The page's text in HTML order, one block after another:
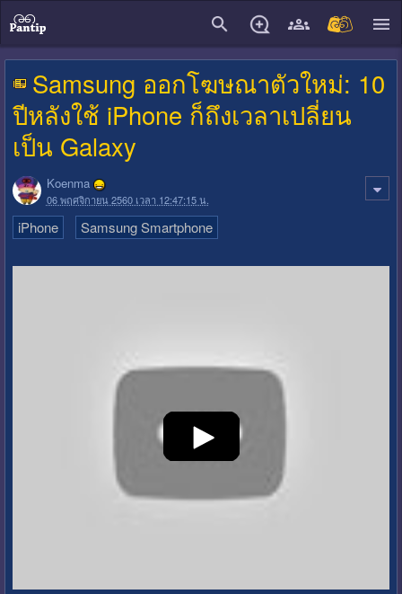
Samsung ออกโฆษณาตัวใหม่: 10
ปีหลังใช้ iPhone ก็ถึงเวลาเปลี่ยน
เป็น Galaxy
Koenma
06 พฤศจิกายน 2560 เวลา 12:47:15 น.
iPhone Samsung Smartphone
close